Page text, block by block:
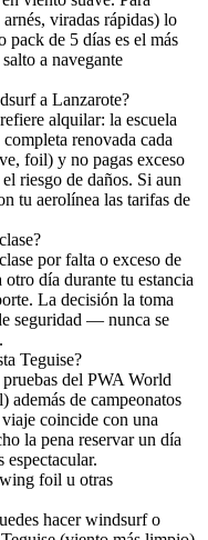
viradas rápidas) lo
pack de 5 días es el más
a navegante
a Lanzarote?
alquilar: la escuela
renovada cada
foil) y no pagas exceso
riesgo de daños. Si aun
tu aerolínea las tarifas de
por falta o exceso de
día durante tu estancia
La decisión la toma
seguridad — nunca se
Teguise?
del PWA World
de campeonatos
coincide con una
la pena reservar un día
foil u otras
hacer windsurf o